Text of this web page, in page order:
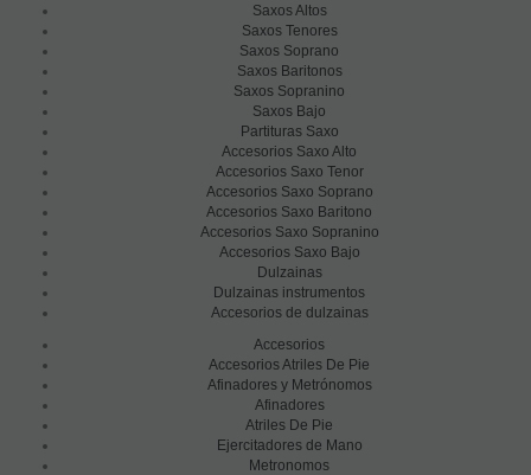
Saxos Altos
Saxos Tenores
Saxos Soprano
Saxos Baritonos
Saxos Sopranino
Saxos Bajo
Partituras Saxo
Accesorios Saxo Alto
Accesorios Saxo Tenor
Accesorios Saxo Soprano
Accesorios Saxo Baritono
Accesorios Saxo Sopranino
Accesorios Saxo Bajo
Dulzainas
Dulzainas instrumentos
Accesorios de dulzainas
Accesorios
Accesorios Atriles De Pie
Afinadores y Metrónomos
Afinadores
Atriles De Pie
Ejercitadores de Mano
Metronomos